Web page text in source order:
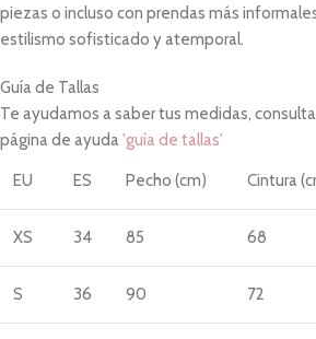
piezas o incluso con prendas más
estilismo sofisticado y atemporal.
Guía de Tallas
Te ayudamos a saber tus medidas,
página de ayuda'guía de tallas'
EU ES Pecho (cm) Cintura
XS 34 85 68
S 36 90 72